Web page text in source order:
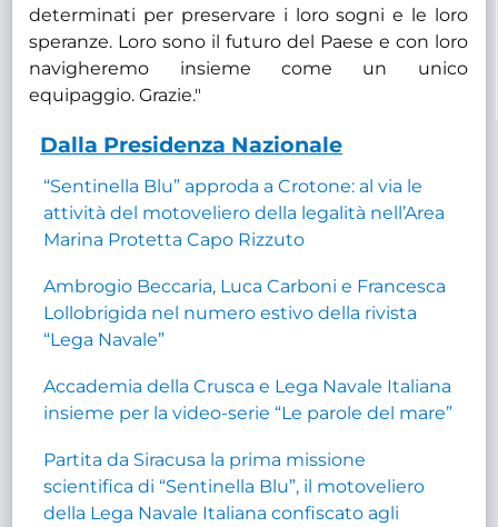
determinati per preservare i loro sogni e le loro
speranze. Loro sono il futuro del Paese e con loro
navigheremo insieme come un unico
equipaggio. Grazie."
Dalla Presidenza Nazionale
“Sentinella Blu” approda a Crotone: al via le
attività del motoveliero della legalità nell’Area
Marina Protetta Capo Rizzuto
Ambrogio Beccaria, Luca Carboni e Francesca
Lollobrigida nel numero estivo della rivista
“Lega Navale”
Accademia della Crusca e Lega Navale Italiana
insieme per la video-serie “Le parole del mare”
Partita da Siracusa la prima missione
scientifica di “Sentinella Blu”, il motoveliero
della Lega Navale Italiana confiscato agli